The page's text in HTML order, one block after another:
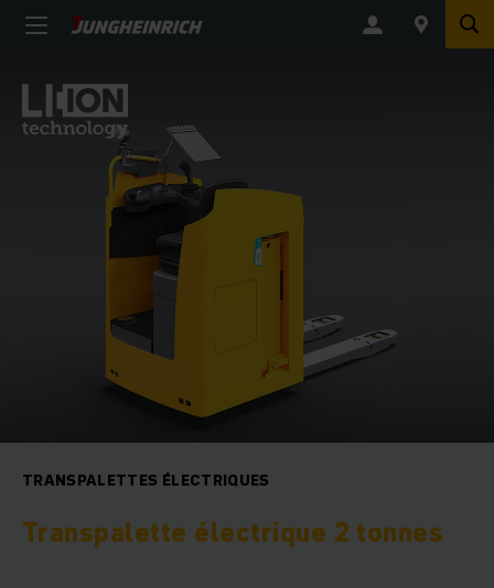
TRANSPALETTES ÉLECTRIQUES
Transpalette électrique 2 tonnes